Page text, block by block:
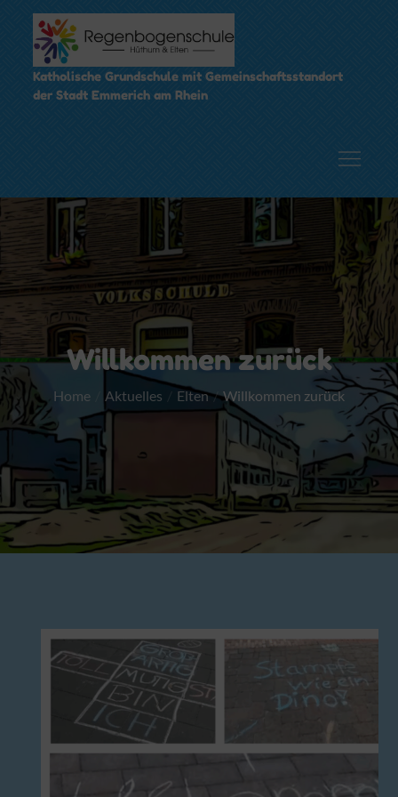
content
Katholische Grundschule mit Gemeinschaftsstandort
der Stadt Emmerich am Rhein
Willkommen zurück
Home Aktuelles Elten Willkommen zurück